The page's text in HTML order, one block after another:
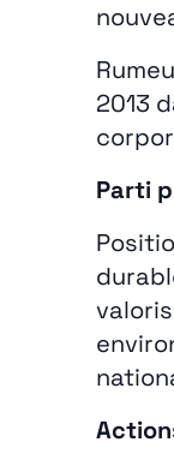
2013
Parti